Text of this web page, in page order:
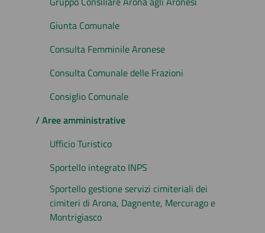
Giunta Comunale
Consulta Femminile Aronese
Consulta Comunale delle Frazioni
Consiglio Comunale
/ Aree amministrative
Ufficio Turistico
Sportello integrato INPS
Sportello gestione servizi cimiteriali dei
cimiteri di Arona, Dagnente, Mercurago e
Montrigiasco